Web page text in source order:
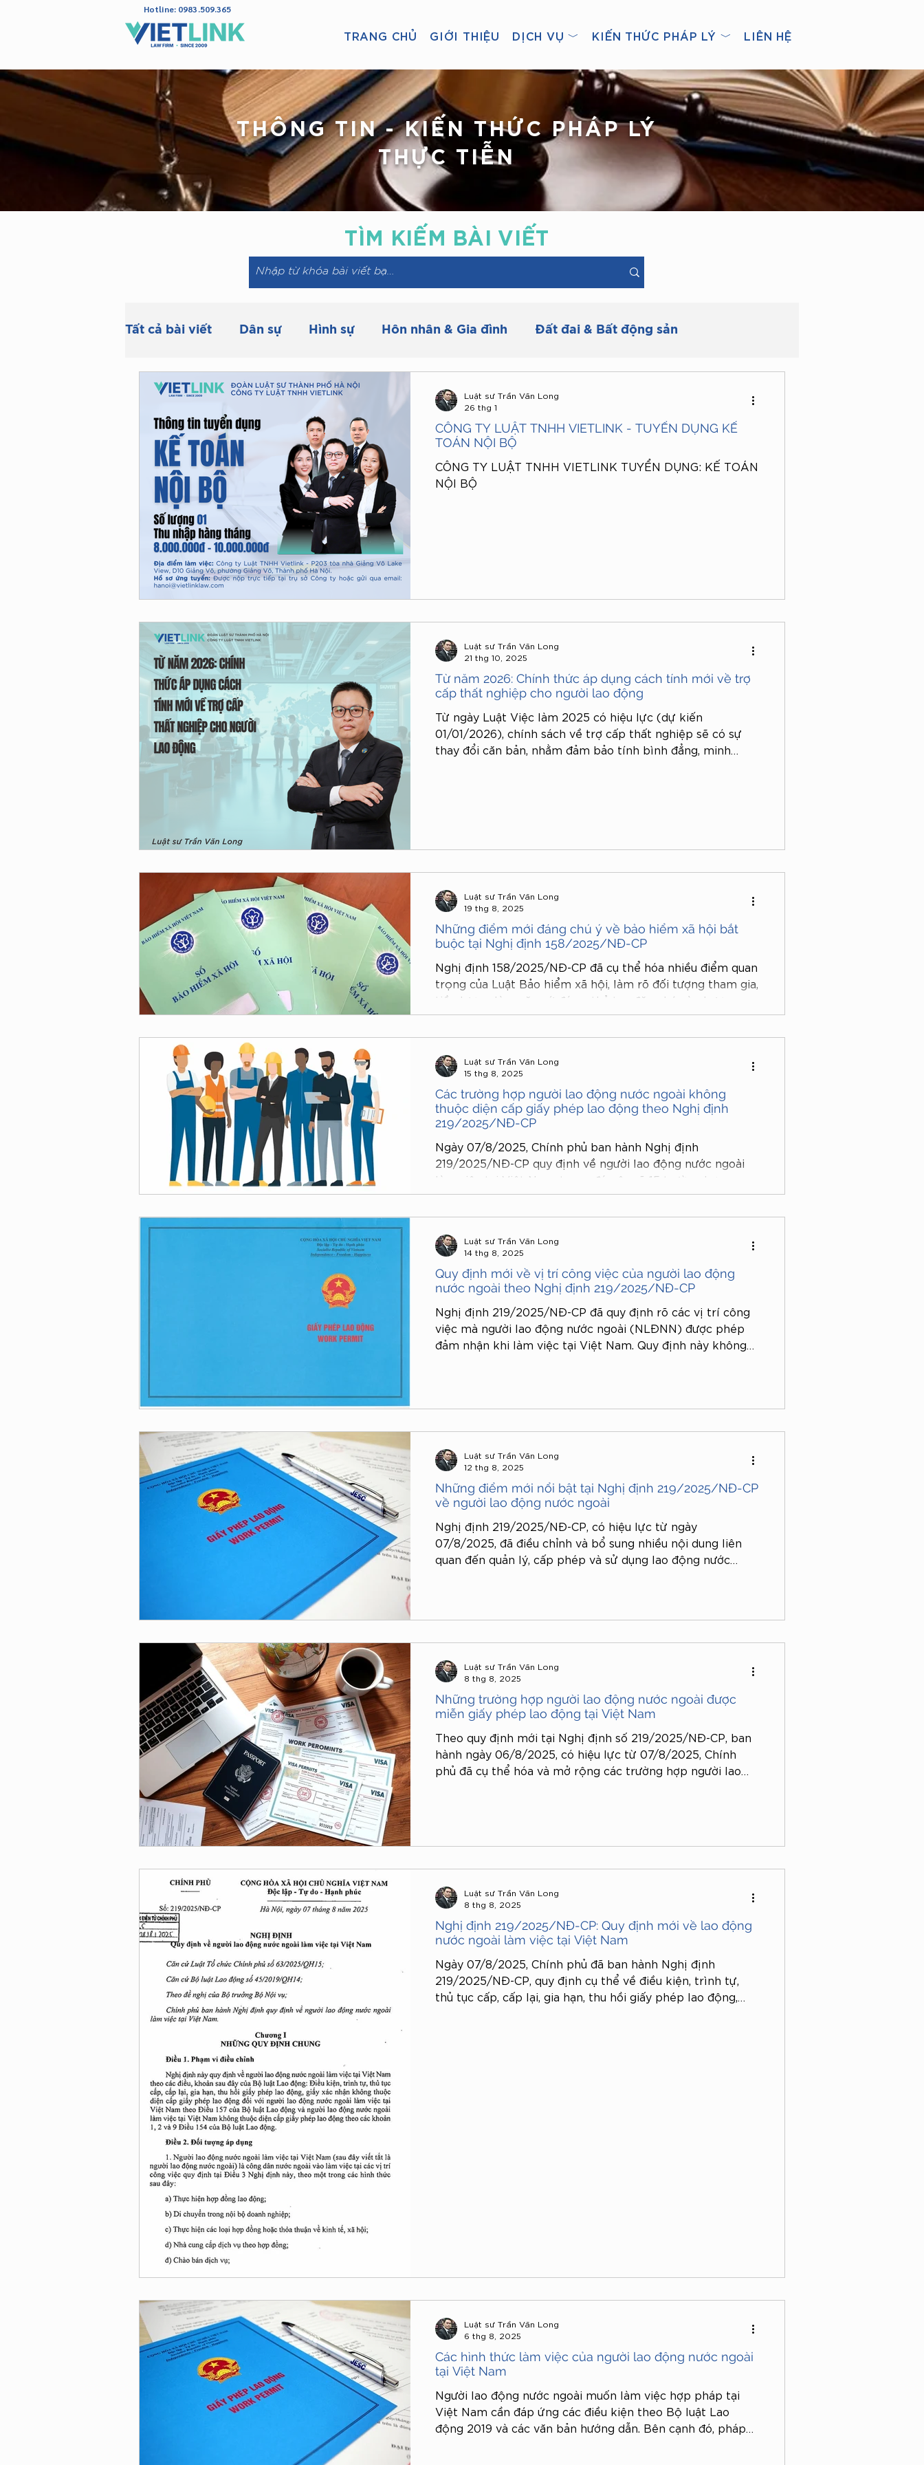
Hotline: 0983.509.365
TRANG CHỦ GIỚI THIỆU DỊCH VỤ ﹀ KIẾN THỨC PHÁP LÝ ﹀ LIÊN HỆ
THÔNG TIN - KIẾN THỨC PHÁP LÝ
THỰC TIỄN
TÌM KIẾM BÀI VIẾT
Tất cả bài viết Dân sự Hình sự Hôn nhân & Gia đình Đất đai & Bất động sản
Doanh nghiệp & Đầu tư Thuế & Kế toán
Sở hữu trí tuệ Thừa kế Phí & Lệ phí Chuyển đổi mục đích sử dụng đất
Thương mại Trọng tài thương mại
ngân hàng thi hành án dân sự Thủ tục yêu cầu thi hành án dân sự
hợp đồng tuyên truyền pháp luật tài sản chung kinh doanh
CÔNG TY LUẬT TNHH VIETLINK - TUYỂN DỤNG KẾ
TOÁN NỘI BỘ
CÔNG TY LUẬT TNHH VIETLINK TUYỂN DỤNG: KẾ TOÁN
NỘI BỘ
Luật sư Trần Văn Long
26 thg 1
Từ năm 2026: Chính thức áp dụng cách tính mới về trợ
cấp thất nghiệp cho người lao động
Từ ngày Luật Việc làm 2025 có hiệu lực (dự kiến
01/01/2026), chính sách về trợ cấp thất nghiệp sẽ có sự
thay đổi căn bản, nhằm đảm bảo tính bình đẳng, minh
Luật sư Trần Văn Long
21 thg 10, 2025
Những điểm mới đáng chú ý về bảo hiểm xã hội bắt
buộc tại Nghị định 158/2025/NĐ-CP
Nghị định 158/2025/NĐ-CP đã cụ thể hóa nhiều điểm quan
trọng của Luật Bảo hiểm xã hội, làm rõ đối tượng tham gia,
tiền lương làm căn cứ đóng, thủ tục đăng ký và phương
thức đóng. Đây là căn cứ pháp lý quan trọng cho cả người
Luật sư Trần Văn Long
19 thg 8, 2025
Các trường hợp người lao động nước ngoài không
thuộc diện cấp giấy phép lao động theo Nghị định
219/2025/NĐ-CP
Ngày 07/8/2025, Chính phủ ban hành Nghị định
219/2025/NĐ-CP quy định về người lao động nước ngoài
làm việc tại Việt Nam, trong đó nêu rõ 15 trường hợp
không thuộc diện cấp giấy phép lao động và quy định
Luật sư Trần Văn Long
15 thg 8, 2025
Quy định mới về vị trí công việc của người lao động
nước ngoài theo Nghị định 219/2025/NĐ-CP
Nghị định 219/2025/NĐ-CP đã quy định rõ các vị trí công
việc mà người lao động nước ngoài (NLĐNN) được phép
đảm nhận khi làm việc tại Việt Nam. Quy định này không
xã hội.
Luật sư Trần Văn Long
14 thg 8, 2025
Những điểm mới nổi bật tại Nghị định 219/2025/NĐ-CP
về người lao động nước ngoài
Nghị định 219/2025/NĐ-CP, có hiệu lực từ ngày
07/8/2025, đã điều chỉnh và bổ sung nhiều nội dung liên
quan đến quản lý, cấp phép và sử dụng lao động nước
cảnh mới.
Luật sư Trần Văn Long
12 thg 8, 2025
Những trường hợp người lao động nước ngoài được
miễn giấy phép lao động tại Việt Nam
Theo quy định mới tại Nghị định số 219/2025/NĐ-CP, ban
hành ngày 06/8/2025, có hiệu lực từ 07/8/2025, Chính
phủ đã cụ thể hóa và mở rộng các trường hợp người lao
Luật sư Trần Văn Long
8 thg 8, 2025
Nghị định 219/2025/NĐ-CP: Quy định mới về lao động
nước ngoài làm việc tại Việt Nam
Ngày 07/8/2025, Chính phủ đã ban hành Nghị định
219/2025/NĐ-CP, quy định cụ thể về điều kiện, trình tự,
thủ tục cấp, cấp lại, gia hạn, thu hồi giấy phép lao động,
Luật sư Trần Văn Long
8 thg 8, 2025
Các hình thức làm việc của người lao động nước ngoài
tại Việt Nam
Người lao động nước ngoài muốn làm việc hợp pháp tại
Việt Nam cần đáp ứng các điều kiện theo Bộ luật Lao
động 2019 và các văn bản hướng dẫn. Bên cạnh đó, pháp
Luật sư Trần Văn Long
6 thg 8, 2025